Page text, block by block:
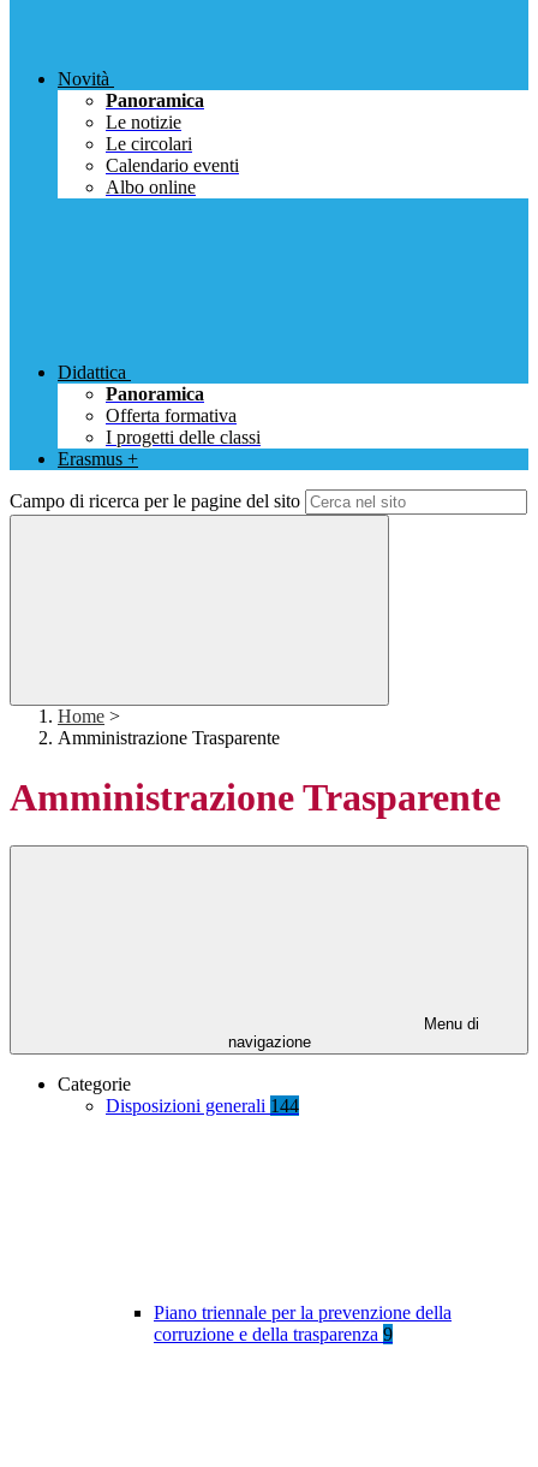
Novità
Panoramica
Le notizie
Le circolari
Calendario eventi
Albo online
Didattica
Panoramica
Offerta formativa
I progetti delle classi
Erasmus +
Campo di ricerca per le pagine del sito
Home >
Amministrazione Trasparente
Amministrazione Trasparente
Menu di
navigazione
Categorie
Disposizioni generali 144
Piano triennale per la prevenzione della
corruzione e della trasparenza 9